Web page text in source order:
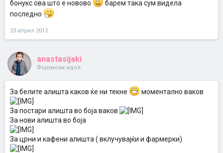
бонукс ова што е новово
барем така сум видела
последно
23 април 2012
anastasijaki
Форумски идол
За белите алишта каков ќе ни текне моментално ваков
За постари алишта во боја ваков
За нови алишта во боја
За црни и кафени алишта ( вклучувајќи и фармерки)